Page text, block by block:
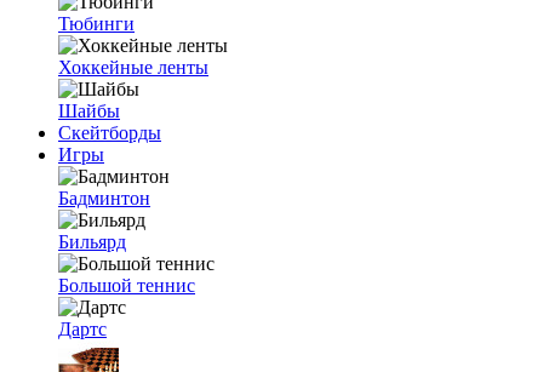
Тюбинги
Хоккейные ленты
Шайбы
Скейтборды
Игры
Бадминтон
Бильярд
Большой теннис
Дартс